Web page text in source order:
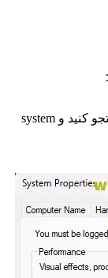
عبارت Advanced system settings را جستجو کنید و system